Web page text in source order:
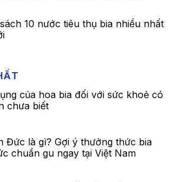
10 nước tiêu thụ bia nhiều nhất
của hoa bia đối với sức khoẻ có
chưa biết
Đức là gì? Gợi ý thưởng thức bia
chuẩn gu ngay tại Việt Nam